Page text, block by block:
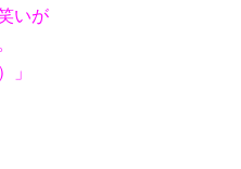
いが
」